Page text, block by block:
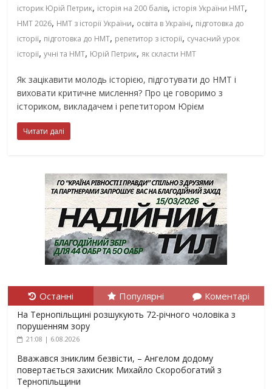
історик Юрій Петрик, історія на 200 балів, історія України НМТ,
НМТ 2026, НМТ з історії України, освіта в Україні, підготовка до
історії, підготовка до НМТ, репетитор з історії, сучасний урок
історії,учні та НМТ, Юрій Петрик, як скласти НМТ
Як зацікавити молодь історією, підготувати до НМТ і
виховати критичне мислення? Про це говоримо з
істориком, викладачем і репетитором Юрієм
Читати далі
Останні Популярні Коментарі
На Тернопільщині розшукують 72-річного чоловіка з
порушенням зору
21:08 | 6.08.2026
Вважався зниклим безвісти, – Ангелом додому
повертається захисник Михайло Скоробогатий з
Тернопільщини